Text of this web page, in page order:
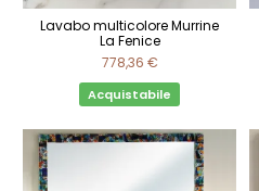
Lavabo multicolore Murrine
La Fenice
778,36 €
Acquistabile